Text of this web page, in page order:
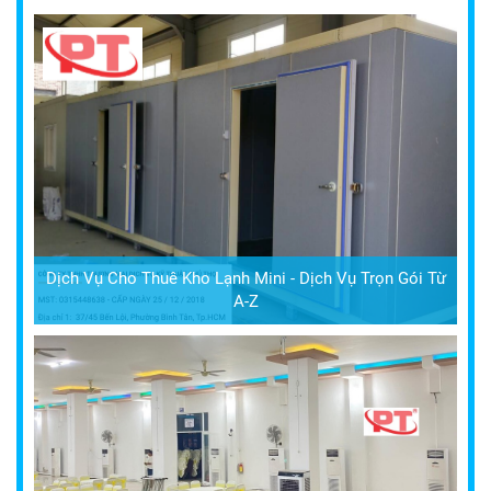
Dịch Vụ Cho Thuê Kho Lạnh Mini - Dịch Vụ Trọn Gói Từ
A-Z